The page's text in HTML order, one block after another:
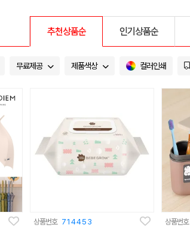
추천상품순 인기상품순
무료제공 제품색상 컬러인쇄
상품번호 714453 상품번호